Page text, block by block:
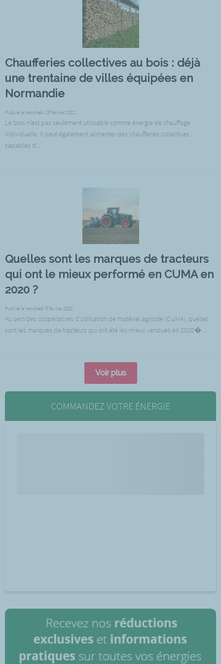
Chaufferies collectives au bois : déjà
une trentaine de villes équipées en
Normandie
Publié le Vendredi 26 février 2021
Le bois n’est pas seulement utilisable comme énergie de chauffage
individuelle. Il peut également alimenter des chaufferies collectives
capables d...
Quelles sont les marques de tracteurs
qui ont le mieux performé en CUMA en
2020 ?
Publié le Vendredi 5 février 2021
Au sein des coopératives d’utilisation de matériel agricole (CUMA), quelles
sont les marques de tracteurs qui ont été les mieux vendues en 2020�...
Voir plus
COMMANDEZ VOTRE ÉNERGIE